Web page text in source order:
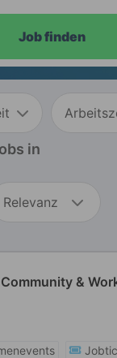
Job finden
in
Relevanz
&